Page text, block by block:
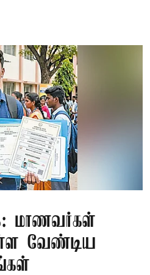
மாணவர்கள்
வேண்டிய